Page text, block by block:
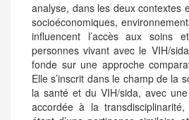
analyse, dans les deux contextes
socioéconomiques,
influencent l’accès aux soins
personnes vivant avec le VIH/
fonde sur une approche
Elle s’inscrit dans le champ de la
la santé et du VIH/sida, avec
accordée à la transdisciplinarité,